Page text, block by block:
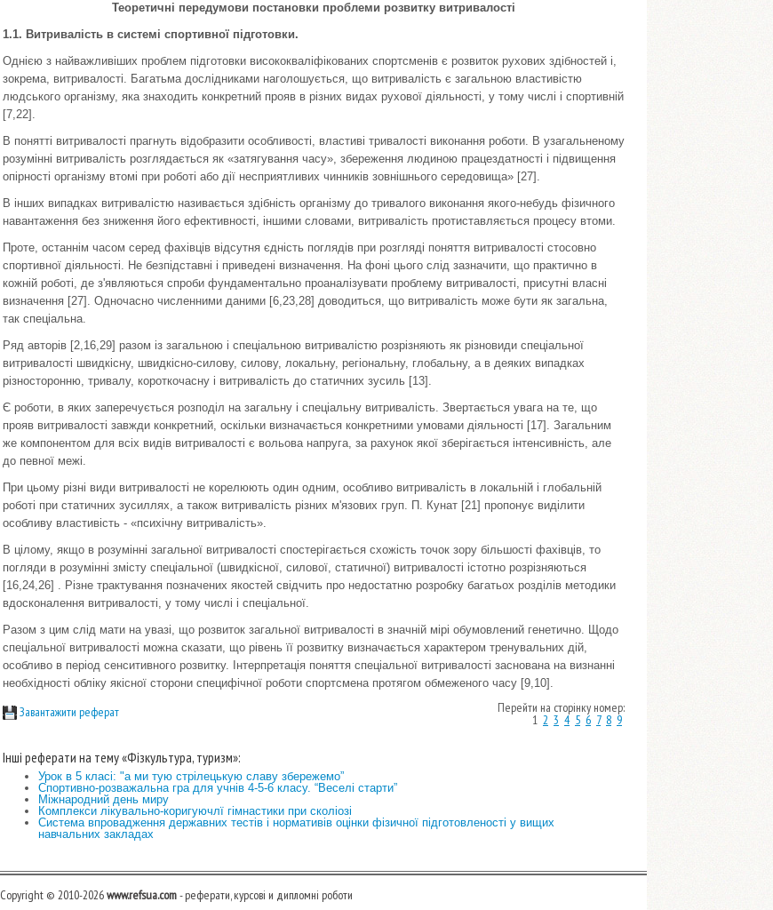
Теоретичні передумови постановки проблеми розвитку витривалості
1.1. Витривалість в системі спортивної підготовки.
Однією з найважливіших проблем підготовки висококваліфікованих спортсменів є розвиток рухових здібностей і,
зокрема, витривалості. Багатьма дослідниками наголошується, що витривалість є загальною властивістю
людського організму, яка знаходить конкретний прояв в різних видах рухової діяльності, у тому числі і спортивній
[7,22].
В понятті витривалості прагнуть відобразити особливості, властиві тривалості виконання роботи. В узагальненому
розумінні витривалість розглядається як «затягування часу», збереження людиною працездатності і підвищення
опірності організму втомі при роботі або дії несприятливих чинників зовнішнього середовища» [27].
В інших випадках витривалістю називається здібність організму до тривалого виконання якого-небудь фізичного
навантаження без зниження його ефективності, іншими словами, витривалість протиставляється процесу втоми.
Проте, останнім часом серед фахівців відсутня єдність поглядів при розгляді поняття витривалості стосовно
спортивної діяльності. Не безпідставні і приведені визначення. На фоні цього слід зазначити, що практично в
кожній роботі, де з'являються спроби фундаментально проаналізувати проблему витривалості, присутні власні
визначення [27]. Одночасно численними даними [6,23,28] доводиться, що витривалість може бути як загальна,
так спеціальна.
Ряд авторів [2,16,29] разом із загальною і спеціальною витривалістю розрізняють як різновиди спеціальної
витривалості швидкісну, швидкісно-силову, силову, локальну, регіональну, глобальну, а в деяких випадках
різносторонню, тривалу, короткочасну і витривалість до статичних зусиль [13].
Є роботи, в яких заперечується розподіл на загальну і спеціальну витривалість. Звертається увага на те, що
прояв витривалості завжди конкретний, оскільки визначається конкретними умовами діяльності [17]. Загальним
же компонентом для всіх видів витривалості є вольова напруга, за рахунок якої зберігається інтенсивність, але
до певної межі.
При цьому різні види витривалості не корелюють один одним, особливо витривалість в локальній і глобальній
роботі при статичних зусиллях, а також витривалість різних м'язових груп. П. Кунат [21] пропонує виділити
особливу властивість - «психічну витривалість».
В цілому, якщо в розумінні загальної витривалості спостерігається схожість точок зору більшості фахівців, то
погляди в розумінні змісту спеціальної (швидкісної, силової, статичної) витривалості істотно розрізняються
[16,24,26] . Різне трактування позначених якостей свідчить про недостатню розробку багатьох розділів методики
вдосконалення витривалості, у тому числі і спеціальної.
Разом з цим слід мати на увазі, що розвиток загальної витривалості в значній мірі обумовлений генетично. Щодо
спеціальної витривалості можна сказати, що рівень її розвитку визначається характером тренувальних дій,
особливо в період сенситивного розвитку. Інтерпретація поняття спеціальної витривалості заснована на визнанні
необхідності обліку якісної сторони специфічної роботи спортсмена протягом обмеженого часу [9,10].
Завантажити реферат Перейти на сторінку номер:
1 2 3 4 5 6 7 8 9
Інші реферати на тему «Фізкультура, туризм»:
Урок в 5 класі: "а ми тую стрілецькую славу збережемо”
Спортивно-розважальна гра для учнів 4-5-6 класу. “Веселі старти”
Міжнародний день миру
Комплекси лікувально-коригуючлї гімнастики при сколіозі
Система впровадження державних тестів і нормативів оцінки фізичної підготовленості у вищих
навчальних закладах
Copyright © 2010-2026www.refsua.com- реферати, курсові и дипломні роботи